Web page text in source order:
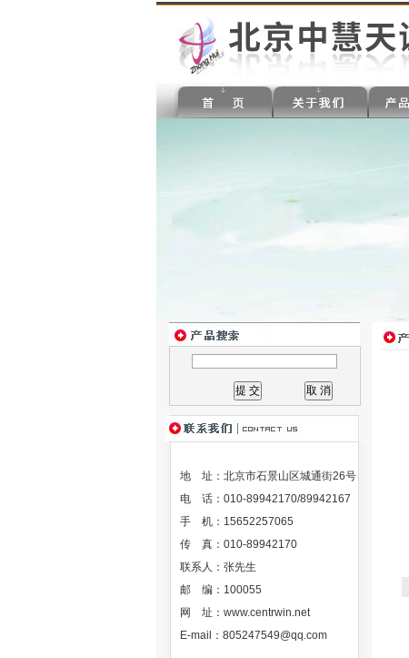
地 址：北京市石景山区城通街26号
电 话：010-89942170/89942167
手 机：15652257065
传 真：010-89942170
联系人：张先生
邮 编：100055
网 址： www.centrwin.net
E-mail： 805247549@qq.com